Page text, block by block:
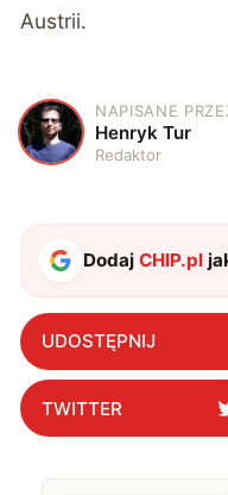
Austrii.
H
NAPISANE
Henryk Tur
Redaktor
DodajCHIP.pl
UDOSTĘPNIJ
TWITTER